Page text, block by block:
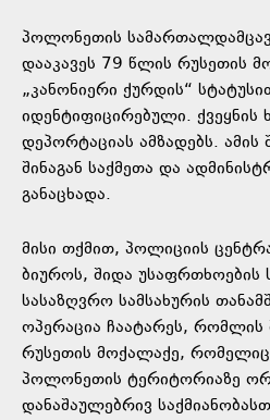
პოლონეთის
დააკავეს 79 წლის რუსეთის
„კანონიერი ქურდის“
იდენტიფიცირებული. ქვეყნის
დეპორტაციას ამზადებს.
შინაგან საქმეთა და
განაცხადა.
მისი თქმით, პოლიციის
ბიუროს, შიდა უსაფრთხოების
სასაზღვრო სამსახურის
ოპერაცია ჩაატარეს, რომლის
რუსეთის მოქალაქე,
პოლონეთის ტერიტორიაზე
დანაშაულებრივ